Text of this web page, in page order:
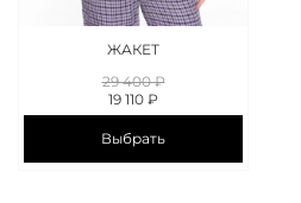
ЖАКЕТ
29 400 ₽
19 110 ₽
Выбрать